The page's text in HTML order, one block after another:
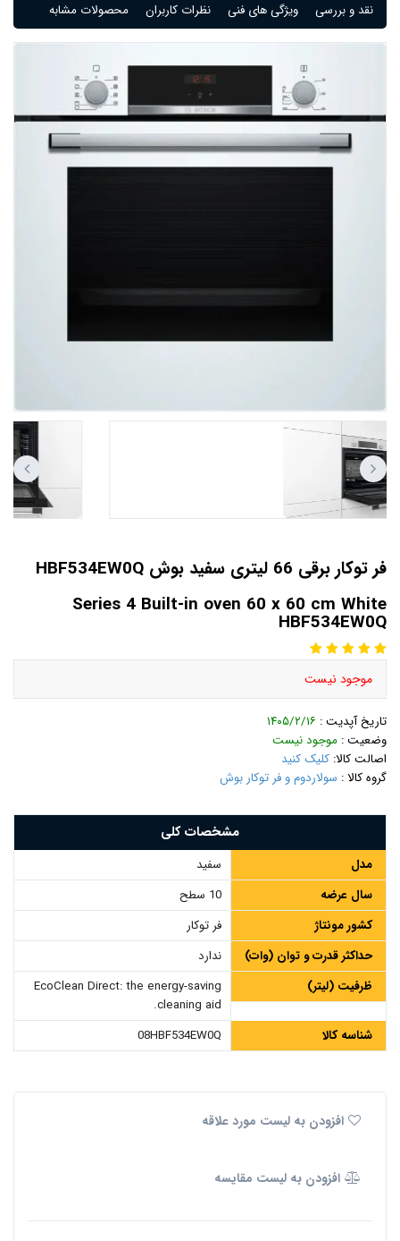
نقد و بررسی ویژگی های فنی نظرات کاربران محصولات مشابه
فر توکار برقی 66 لیتری سفید بوش HBF534EW0Q
Series 4 Built-in oven 60 x 60 cm White
HBF534EW0Q
موجود نیست
تاریخ آپدیت : ۱۴۰۵/۲/۱۶
وضعیت : موجود نیست
اصالت کالا: کلیک کنید
گروه کالا : سولاردوم و فر توکار بوش
مشخصات کلی
مدل
سفید
سال عرضه
10 سطح
کشور مونتاژ
فر توکار
حداکثر قدرت و توان (وات)
ندارد
ظرفیت (لیتر)
EcoClean Direct: the energy-saving
cleaning aid.
شناسه کالا
08HBF534EW0Q
افزودن به لیست مورد علاقه
افزودن به لیست مقایسه